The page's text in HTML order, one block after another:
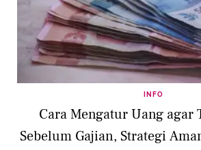
INFO
Cara Mengatur Uang agar
Sebelum Gajian, Strategi